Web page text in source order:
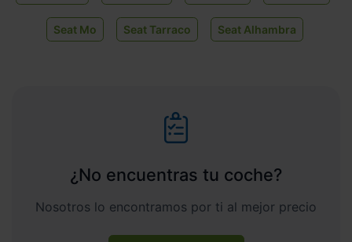
Seat Mo Seat Tarraco Seat Alhambra
¿No encuentras tu coche?
Nosotros lo encontramos por ti al mejor precio